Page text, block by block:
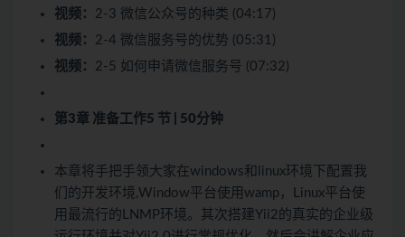
视频： 2-3 微信公众号的种类 (04:17)
视频： 2-4 微信服务号的优势 (05:31)
视频： 2-5 如何申请微信服务号 (07:32)
第3章 准备工作5 节 | 50分钟
本章将手把手领大家在windows和linux环境下配置我
们的开发环境,Window平台使用wamp，Linux平台使
用最流行的LNMP环境。其次搭建Yii2的真实的企业级